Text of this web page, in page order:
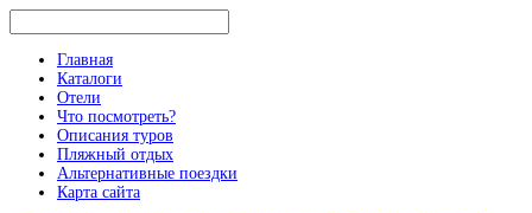
Главная
Каталоги
Отели
Что посмотреть?
Описания туров
Пляжный отдых
Альтернативные поездки
Карта сайта